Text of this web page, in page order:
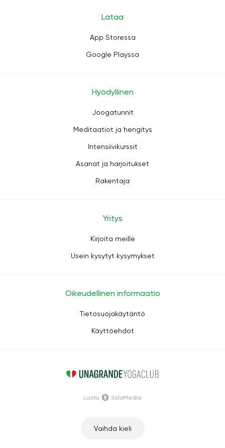
Lataa
App Storessa
Google Playssa
Hyödyllinen
Joogatunnit
Meditaatiot ja hengitys
Intensiivikurssit
Asanat ja harjoitukset
Rakentaja
Yritys
Kirjoita meille
Usein kysytyt kysymykset
Oikeudellinen informaatio
Tietosuojakäytäntö
Käyttöehdot
Vaihda kieli
Luotu SoloMedia